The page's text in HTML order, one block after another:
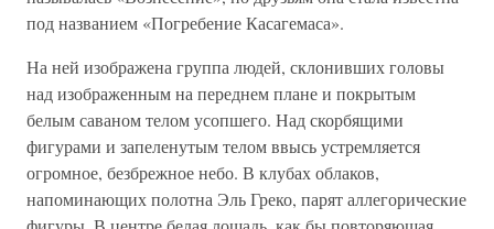
под названием «Погребение Касагемаса».
На ней изображена группа людей, склонивших головы
над изображенным на переднем плане и покрытым
белым саваном телом усопшего. Над скорбящими
фигурами и запеленутым телом ввысь устремляется
огромное, безбрежное небо. В клубах облаков,
напоминающих полотна Эль Греко, парят аллегорические